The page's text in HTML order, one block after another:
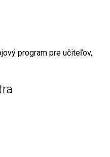
program pre učiteľov,